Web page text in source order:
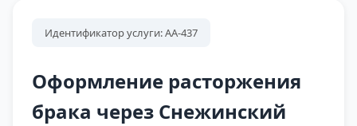
Идентификатор услуги: АА-437
Оформление расторжения
брака через Снежинский